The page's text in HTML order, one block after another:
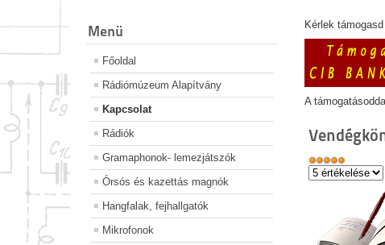
Menü
Főoldal
Rádiómúzeum Alapítvány
Kapcsolat
Rádiók
Gramaphonok- lemezjátszók
Órsós és kazettás magnók
Hangfalak, fejhallgatók
Mikrofonok
Kérlek
A